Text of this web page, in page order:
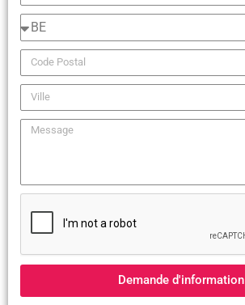
Demande d'information